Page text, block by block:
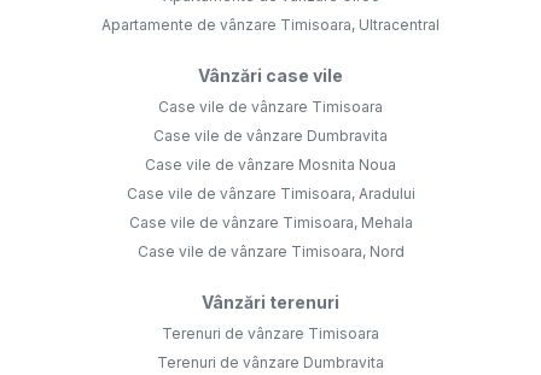
Apartamente de vânzare Timisoara, Ultracentral
Vânzări case vile
Case vile de vânzare Timisoara
Case vile de vânzare Dumbravita
Case vile de vânzare Mosnita Noua
Case vile de vânzare Timisoara, Aradului
Case vile de vânzare Timisoara, Mehala
Case vile de vânzare Timisoara, Nord
Vânzări terenuri
Terenuri de vânzare Timisoara
Terenuri de vânzare Dumbravita